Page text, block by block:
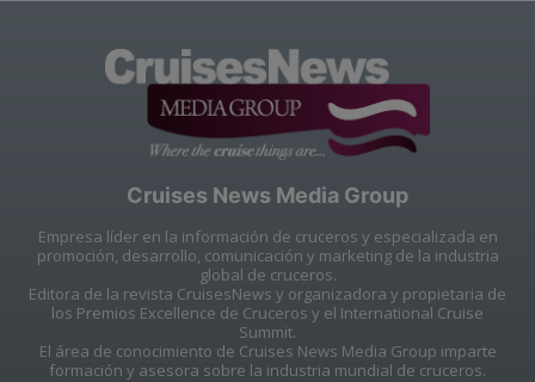
Cruises News Media Group
Empresa líder en la información de cruceros y especializada en
promoción, desarrollo, comunicación y marketing de la industria
global de cruceros.
Editora de la revista CruisesNews y organizadora y propietaria de
los Premios Excellence de Cruceros y el International Cruise
Summit.
El área de conocimiento de Cruises News Media Group imparte
formación y asesora sobre la industria mundial de cruceros.